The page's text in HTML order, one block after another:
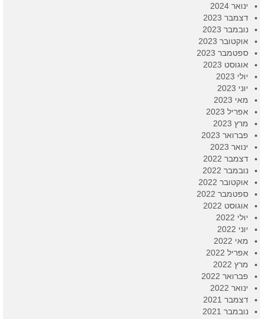
ינואר 2024
דצמבר 2023
נובמבר 2023
אוקטובר 2023
ספטמבר 2023
אוגוסט 2023
יולי 2023
יוני 2023
מאי 2023
אפריל 2023
מרץ 2023
פברואר 2023
ינואר 2023
דצמבר 2022
נובמבר 2022
אוקטובר 2022
ספטמבר 2022
אוגוסט 2022
יולי 2022
יוני 2022
מאי 2022
אפריל 2022
מרץ 2022
פברואר 2022
ינואר 2022
דצמבר 2021
נובמבר 2021